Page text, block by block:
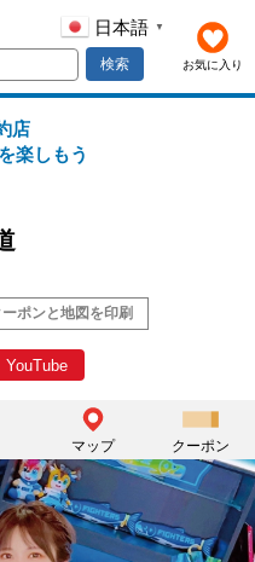
お気に入り
日本語 ▼
検索
店
楽しもう
ーポンと地図を印刷
YouTube
マップ クーポン